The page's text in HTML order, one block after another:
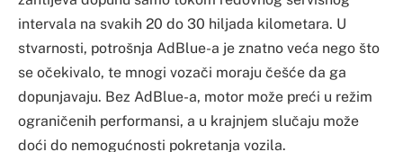
intervala na svakih 20 do 30 hiljada kilometara. U
stvarnosti, potrošnja AdBlue-a je znatno veća nego što
se očekivalo, te mnogi vozači moraju češće da ga
dopunjavaju. Bez AdBlue-a, motor može preći u režim
ograničenih performansi, a u krajnjem slučaju može
doći do nemogućnosti pokretanja vozila.